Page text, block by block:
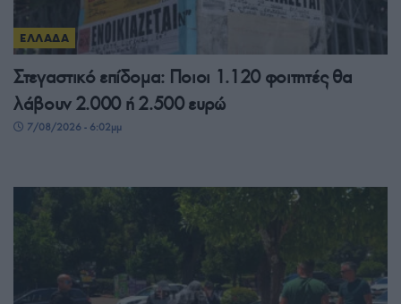
ΕΛΛΑΔΑ
Στεγαστικό επίδομα: Ποιοι 1.120 φοιτητές θα
λάβουν 2.000 ή 2.500 ευρώ
7/08/2026 - 6:02μμ